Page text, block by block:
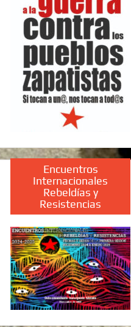
Encuentros
Internacionales
Rebeldías y
Resistencias